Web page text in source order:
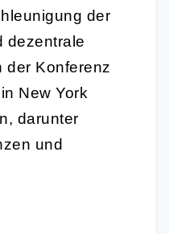
der
dezentrale
der Konferenz
New York
darunter
und